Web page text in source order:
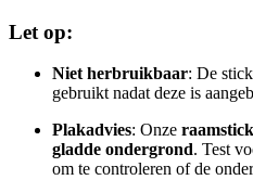
Let op:
Niet herbruikbaar: De
gebruikt nadat deze is
Plakadvies: Onze
gladde ondergrond. Test
om te controleren of de